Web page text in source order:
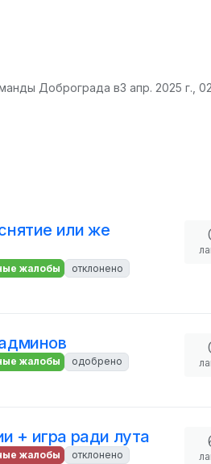
Доброграда в3 апр. 2025 г.,
или же
жалобы
отклонено
жалобы
одобрено
+ игра ради лута
жалобы отклонено